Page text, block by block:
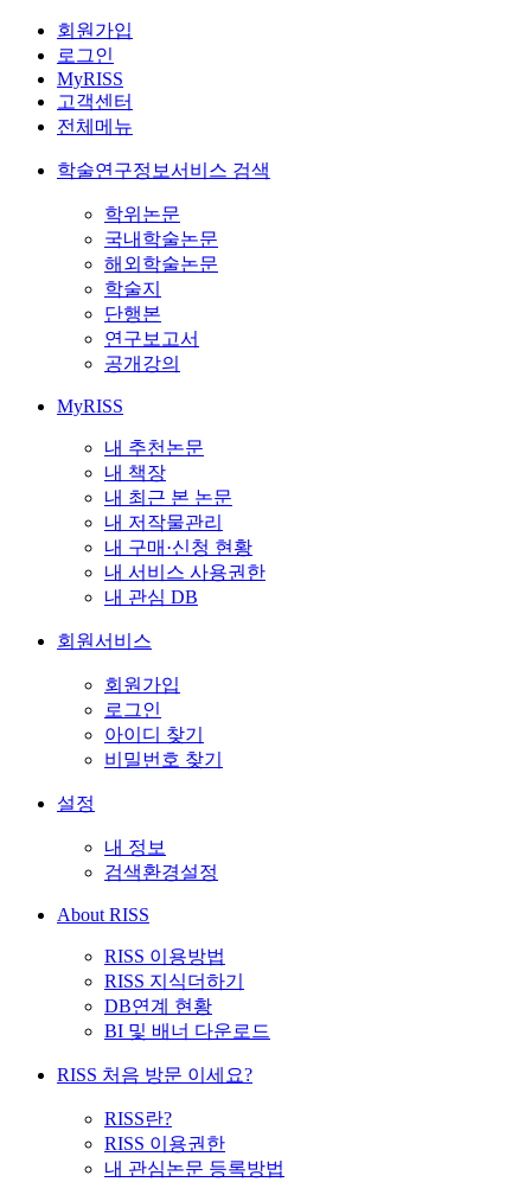
회원가입
로그인
MyRISS
고객센터
전체메뉴
학술연구정보서비스 검색
학위논문
국내학술논문
해외학술논문
학술지
단행본
연구보고서
공개강의
MyRISS
내 추천논문
내 책장
내 최근 본 논문
내 저작물관리
내 구매·신청 현황
내 서비스 사용권한
내 관심 DB
회원서비스
회원가입
로그인
아이디 찾기
비밀번호 찾기
설정
내 정보
검색환경설정
About RISS
RISS 이용방법
RISS 지식더하기
DB연계 현황
BI 및 배너 다운로드
RISS 처음 방문 이세요?
RISS란?
RISS 이용권한
내 관심논문 등록방법